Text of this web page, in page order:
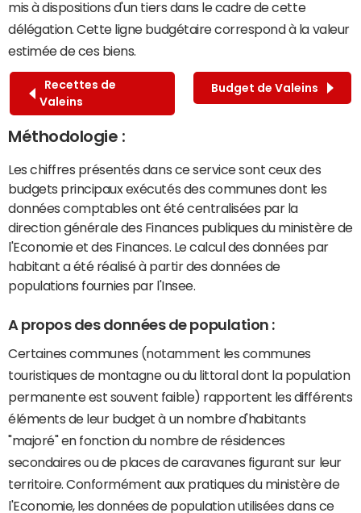
mis à dispositions d'un tiers dans le cadre de cette
délégation. Cette ligne budgétaire correspond à la valeur
estimée de ces biens.
Recettes de
Valeins
Budget de Valeins
Méthodologie :
Les chiffres présentés dans ce service sont ceux des
budgets principaux exécutés des communes dont les
données comptables ont été centralisées par la
direction générale des Finances publiques du ministère de
l'Economie et des Finances. Le calcul des données par
habitant a été réalisé à partir des données de
populations fournies par l'Insee.
A propos des données de population :
Certaines communes (notamment les communes
touristiques de montagne ou du littoral dont la population
permanente est souvent faible) rapportent les différents
éléments de leur budget à un nombre d'habitants
"majoré" en fonction du nombre de résidences
secondaires ou de places de caravanes figurant sur leur
territoire. Conformément aux pratiques du ministère de
l'Economie, les données de population utilisées dans ce